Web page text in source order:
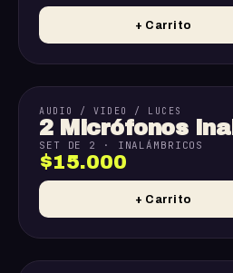
+ Carrito
AUDIO / VIDEO / LUCES
2 Micrófonos
SET DE 2 · INALÁMBRICOS
$15.000
+ Carrito